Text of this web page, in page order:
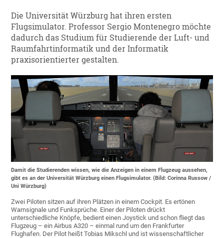
Die Universität Würzburg hat ihren ersten
Flugsimulator. Professor Sergio Montenegro möchte
dadurch das Studium für Studierende der Luft- und
Raumfahrtinformatik und der Informatik
praxisorientierter gestalten.
Damit die Studierenden wissen, wie die Anzeigen in einem Flugzeug aussehen,
gibt es an der Universität Würzburg einen Flugsimulator. (Bild: Corinna Russow /
Uni Würzburg)
Zwei Piloten sitzen auf ihren Plätzen in einem Cockpit. Es ertönen
Warnsignale und Funksprüche. Einer der Piloten drückt
unterschiedliche Knöpfe, bedient einen Joystick und schon fliegt das
Flugzeug – ein Airbus A320 – einmal rund um den Frankfurter
Flughafen. Der Pilot heißt Tobias Mikschl und ist wissenschaftlicher